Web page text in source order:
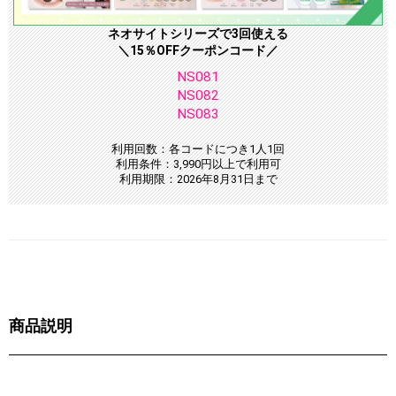
ネオサイトシリーズで3回使える
＼15％OFFクーポンコード／
NS081
NS082
NS083
利用回数：各コードにつき1人1回
利用条件：3,990円以上で利用可
利用期限：2026年8月31日まで
商品説明